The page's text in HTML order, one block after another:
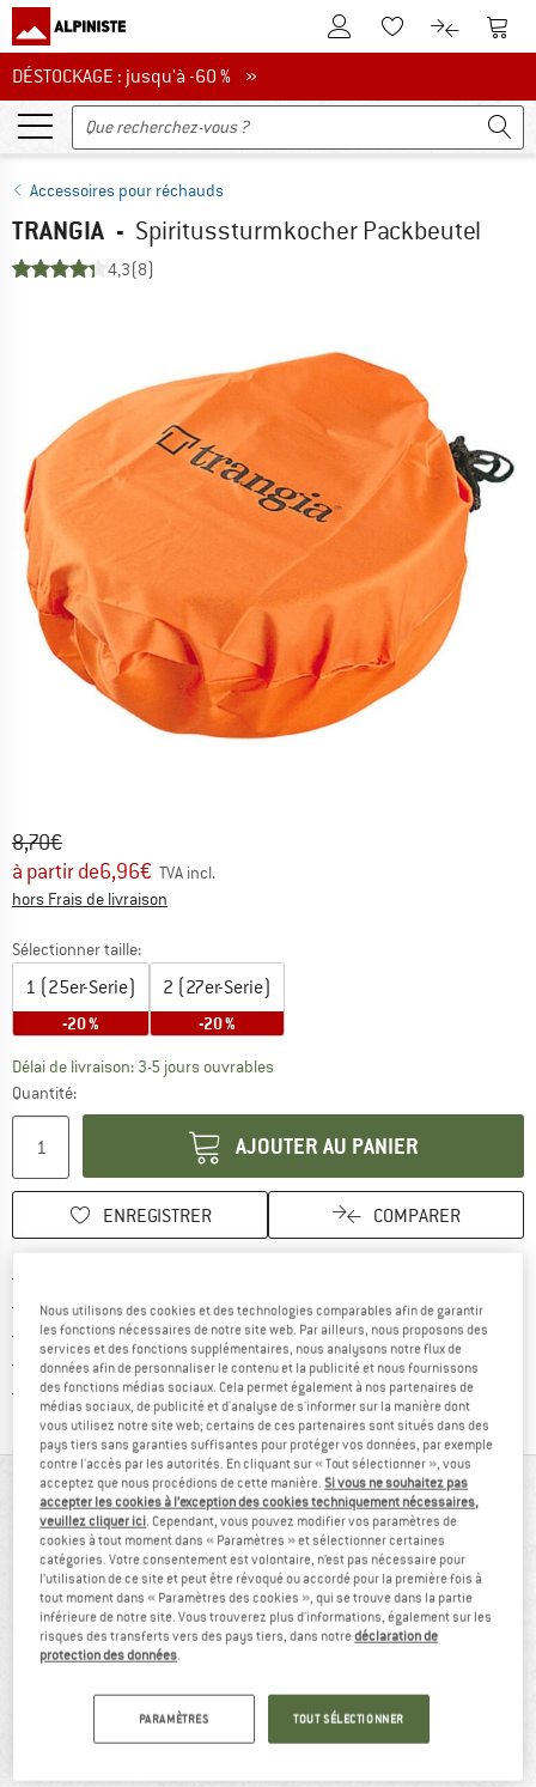
Vers le compte client
Vers la liste
Vers le
DÉSTOCKAGE : jusqu'à -60 %
DÉSTOCKAGE : jusqu'à -60 % »
Accessoires pour réchauds
TRANGIA - Spiritussturmkocher Packbeutel
4,3(8)
Prix initial :
8,70€
Prix:
à partir de6,96€ TVA incl.
hors Frais de livraison
Sélectionner taille:
1 (25er-Serie)
-20 %
2 (27er-Serie)
-20 %
Délai de livraison: 3-5 jours ouvrablesLe lien s'ouvre dans une boîte
Quantité:
AJOUTER AU PANIER
ENREGISTRER COMPARER
Droit de retour de 100 joursTrouve les informations de
> 4 000 000 clients satisfaits
Tous les articles disponibles
Protection des acheteurs de Trusted ShopsTrouve toutes les
VUE D'ENSEMBLE
recommandé à
100 %
Nous utilisons des cookies et des technologies comparables afin de garantir
les fonctions nécessaires de notre site web. Par ailleurs, nous proposons des
services et des fonctions supplémentaires, nous analysons notre flux de
données afin de personnaliser le contenu et la publicité et nous fournissons
des fonctions médias sociaux. Cela permet également à nos partenaires de
médias sociaux, de publicité et d'analyse de s'informer sur la manière dont
vous utilisez notre site web; certains de ces partenaires sont situés dans des
pays tiers sans garanties suffisantes pour protéger vos données, par exemple
contre l'accès par les autorités. En cliquant sur « Tout sélectionner », vous
acceptez que nous procédions de cette manière.Si vous ne souhaitez pas
accepter les cookies à l’exception des cookies techniquement nécessaires,
veuillez cliquer ici. Cependant, vous pouvez modifier vos paramètres de
cookies à tout moment dans « Paramètres » et sélectionner certaines
catégories. Votre consentement est volontaire, n’est pas nécessaire pour
l’utilisation de ce site et peut être révoqué ou accordé pour la première fois à
tout moment dans « Paramètres des cookies », qui se trouve dans la partie
inférieure de notre site. Vous trouverez plus d'informations, également sur les
risques des transferts vers des pays tiers, dans notredéclaration de
protection des données.
PARAMÈTRES TOUT SÉLECTIONNER